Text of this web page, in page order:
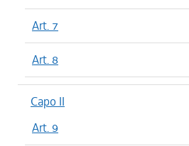
Art. 7
Art. 8
Capo II
Art. 9